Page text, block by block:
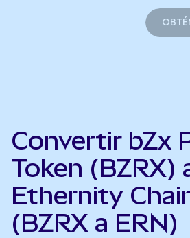
Convertir bZx
Token (BZRX)
Ethernity
(BZRX a ERN)